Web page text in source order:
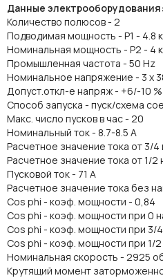
Данные электрооборудования:
Количество полюсов - 2
Подводимая мощность - P1 - 4.8
Номинальная мощность - P2 - 4
Промышленная частота - 50 Hz
Номинальное напряжение - 3 x
Допуст.откл-е напряж - +6/-10 %
Способ запуска - пуск/схема
Макс. число пусков в час - 20
Номинальный ток - 8.7-8.5 A
Расчетное значение тока от 3/4
Расчетное значение тока от 1/2
Пусковой ток - 71 A
Расчетное значение тока без
Cos phi - коэф. мощности - 0,84
Cos phi - коэф. мощности при 0
Cos phi - коэф. мощности при 3/4
Cos phi - коэф. мощности при 1/2
Номинальная скорость - 2925
Крутящий момент